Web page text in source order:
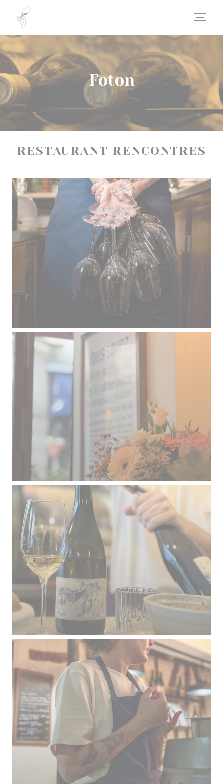
Cookie- hanteringspanel
Foton
RESTAURANT RENCONTRES